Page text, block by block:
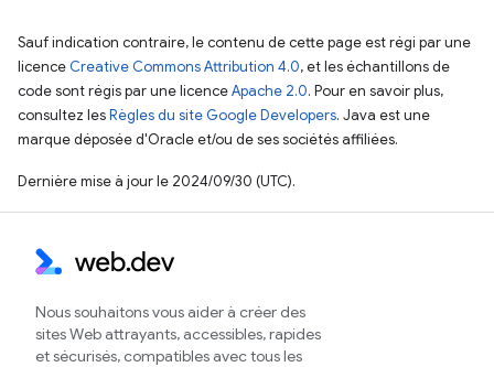
Sauf indication contraire, le contenu de cette page est régi par une
licence Creative Commons Attribution 4.0, et les échantillons de
code sont régis par une licenceApache 2.0. Pour en savoir plus,
consultez lesRègles du site Google Developers. Java est une
marque déposée d'Oracle et/ou de ses sociétés affiliées.
Dernière mise à jour le 2024/09/30 (UTC).
Nous souhaitons vous aider à créer des
sites Web attrayants, accessibles, rapides
et sécurisés, compatibles avec tous les